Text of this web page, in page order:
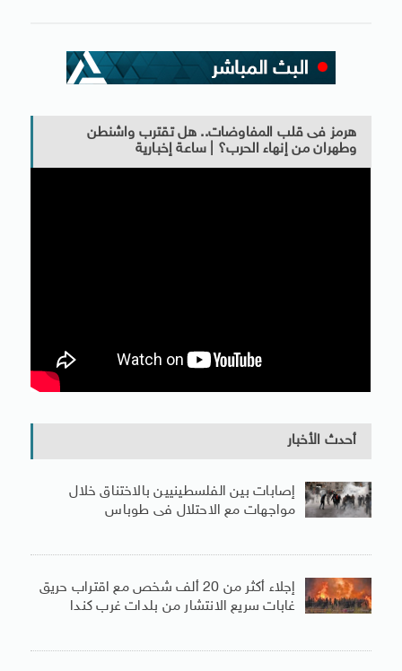
هرمز فى قلب المفاوضات.. هل تقترب واشنطن
وطهران من إنهاء الحرب؟ | ساعة إخبارية
أحدث الأخبار
إصابات بين الفلسطينيين بالاختناق خلال
مواجهات مع الاحتلال فى طوباس
إجلاء أكثر من 20 ألف شخص مع اقتراب حريق
غابات سريع الانتشار من بلدات غرب كندا